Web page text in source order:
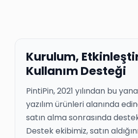
Kurulum,
Kullanım Desteği
PintiPin, 2021 yılından bu
yazılım ürünleri alanında
satın alma sonrasında
Destek ekibimiz, satın